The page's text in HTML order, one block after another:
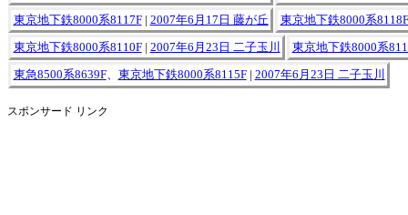
東京地下鉄8000系8117F| 2007年6月17日 藤が丘 東京地下鉄8000系8118F
東京地下鉄8000系8110F| 2007年6月23日 二子玉川 東京地下鉄8000系
東急8500系8639F、 東京地下鉄8000系8115F| 2007年6月23日 二子玉川
スポンサード リンク